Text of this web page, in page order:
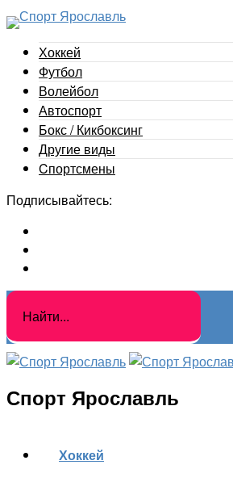
Хоккей
Футбол
Волейбол
Автоспорт
Бокс / Кикбоксинг
Другие виды
Cпортсмены
Подписывайтесь:
Спорт Ярославль
Хоккей